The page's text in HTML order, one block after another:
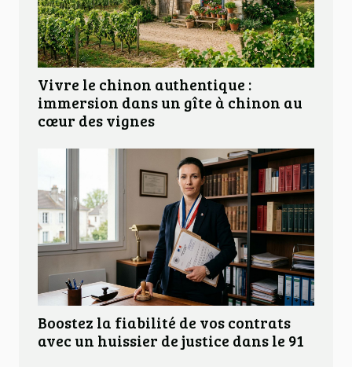
Vivre le chinon authentique :
immersion dans un gîte à chinon au
cœur des vignes
Boostez la fiabilité de vos contrats
avec un huissier de justice dans le 91